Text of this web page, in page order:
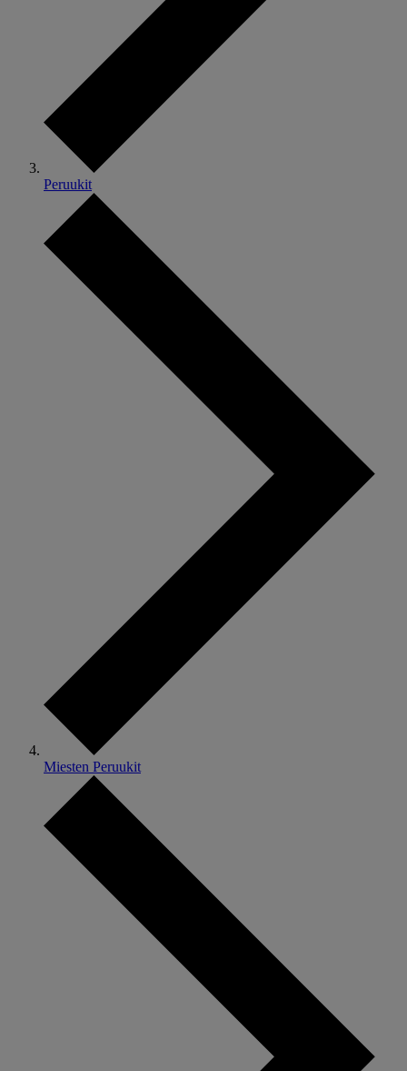
Peruukit
Miesten Peruukit